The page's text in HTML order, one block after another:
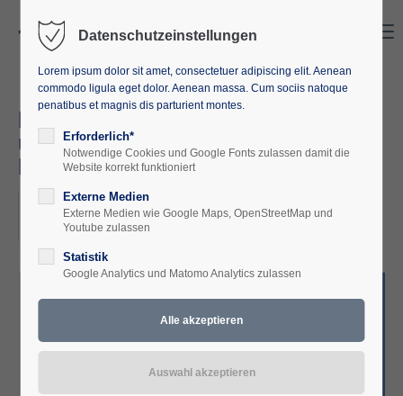
Klöster, Pastorate, Universität
und Meer - Begegnungsreise in
Estland (25.08. - 31.08.2026)
2026-08-25–2026-08-31
ORT: ESTLAND
Datenschutzeinstellungen
Lorem ipsum dolor sit amet, consectetuer adipiscing elit. Aenean
commodo ligula eget dolor. Aenean massa. Cum sociis natoque
penatibus et magnis dis parturient montes.
Erforderlich*
Notwendige Cookies und Google Fonts zulassen damit die
Website korrekt funktioniert
Externe Medien
Externe Medien wie Google Maps, OpenStreetMap und
Youtube zulassen
Statistik
Google Analytics und Matomo Analytics zulassen